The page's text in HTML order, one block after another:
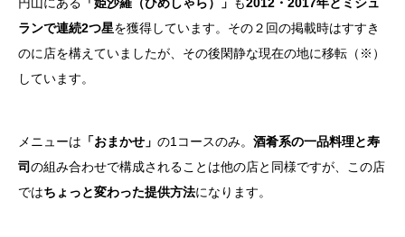
ランで連続2つ星を獲得しています。その２回の掲載時はすすき
のに店を構えていましたが、その後閑静な現在の地に移転（※）
しています。
メニューは 「おまかせ」 の1コースのみ。 酒肴系の一品料理と寿
司の組み合わせで構成されることは他の店と同様ですが、この店
ではちょっと変わった提供方法になります。